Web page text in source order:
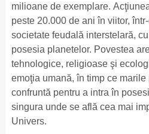
milioane de exemplare.
peste 20.000 de ani în viitor,
societate feudală interstelară,
posesia planetelor. Povestea
tehnologice, religioase şi
emoţia umană, în timp ce
confruntă pentru a intra în
singura unde se află cea mai
Univers.